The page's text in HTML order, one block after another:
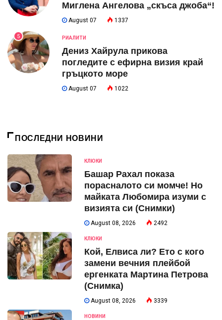
Миглена Ангелова „скъса джоба“!
August 07 1337
5 РИАЛИТИ
Дениз Хайрула прикова
погледите с ефирна визия край
гръцкото море
August 07 1022
ПОСЛЕДНИ НОВИНИ
КЛЮКИ
Башар Рахал показа
порасналото си момче! Но
майката Любомира изуми с
визията си (Снимки)
August 08, 2026 2492
КЛЮКИ
Кой, Елвиса ли? Ето с кого
замени вечния плейбой
ергенката Мартина Петрова
(Снимка)
August 08, 2026 3339
НОВИНИ